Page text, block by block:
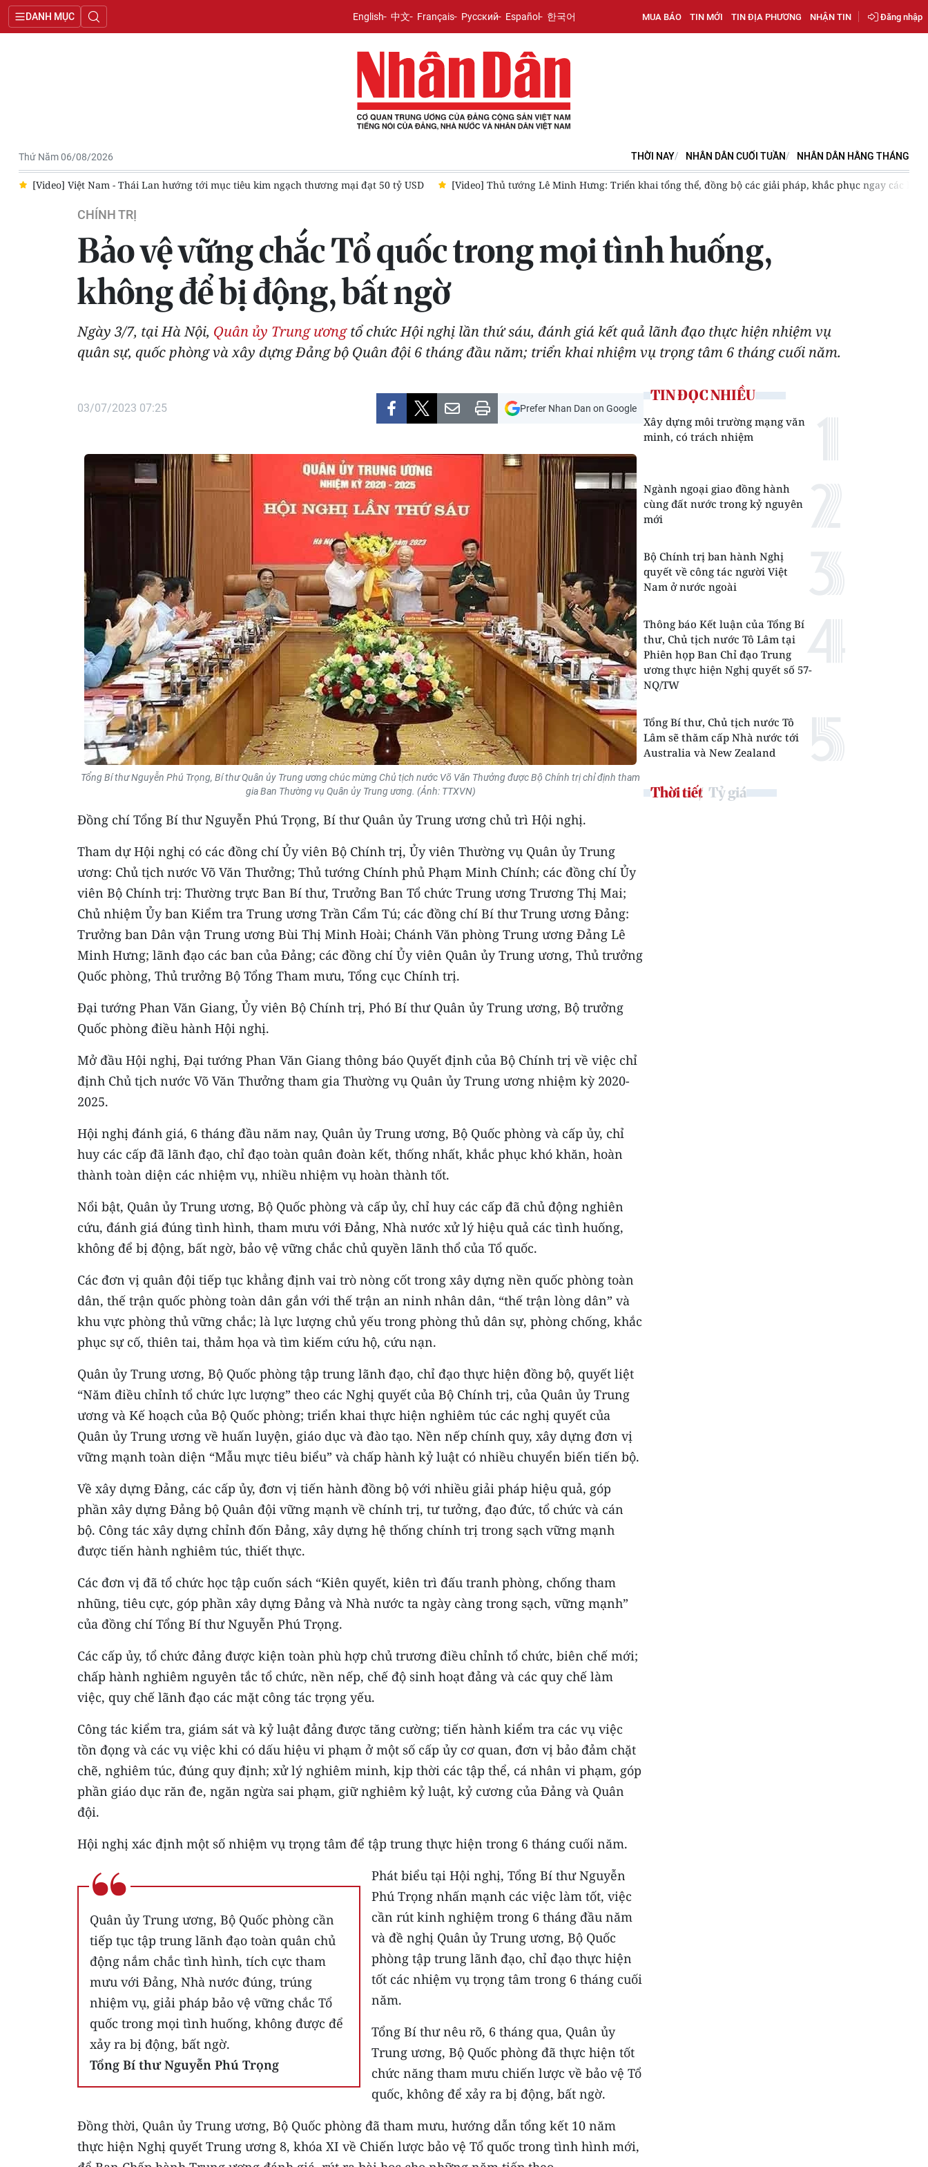
DANH MỤC English 中文 Français Русский Español 한국어 MUA BÁO TIN MỚI TIN ĐỊA PHƯƠNG NHẬN TIN Đăng nhập
Thứ Năm 06/08/2026 THỜI NAY NHÂN DÂN CUỐI TUẦN NHÂN DÂN HẰNG THÁNG
[Video] Việt Nam - Thái Lan hướng tới mục tiêu kim ngạch thương mại đạt 50 tỷ USD [Video] Thủ tướng Lê Minh Hưng: Triển khai tổng thể, đồng bộ các giải pháp, khắc phục ngay các lỗ
CHÍNH TRỊ
Bảo vệ vững chắc Tổ quốc trong mọi tình huống,
không để bị động, bất ngờ
Ngày 3/7, tại Hà Nội, Quân ủy Trung ươngtổ chức Hội nghị lần thứ sáu, đánh giá kết quả lãnh đạo thực hiện nhiệm vụ
quân sự, quốc phòng và xây dựng Đảng bộ Quân đội 6 tháng đầu năm; triển khai nhiệm vụ trọng tâm 6 tháng cuối năm.
03/07/2023 07:25 Prefer Nhan Dan on Google
Tổng Bí thư Nguyễn Phú Trọng, Bí thư Quân ủy Trung ương chúc mừng Chủ tịch nước Võ Văn Thưởng được Bộ Chính trị chỉ định tham
gia Ban Thường vụ Quân ủy Trung ương. (Ảnh: TTXVN)
Đồng chí Tổng Bí thư Nguyễn Phú Trọng, Bí thư Quân ủy Trung ương chủ trì Hội nghị.
Tham dự Hội nghị có các đồng chí Ủy viên Bộ Chính trị, Ủy viên Thường vụ Quân ủy Trung
ương: Chủ tịch nước Võ Văn Thưởng; Thủ tướng Chính phủ Phạm Minh Chính; các đồng chí Ủy
viên Bộ Chính trị: Thường trực Ban Bí thư, Trưởng Ban Tổ chức Trung ương Trương Thị Mai;
Chủ nhiệm Ủy ban Kiểm tra Trung ương Trần Cẩm Tú; các đồng chí Bí thư Trung ương Đảng:
Trưởng ban Dân vận Trung ương Bùi Thị Minh Hoài; Chánh Văn phòng Trung ương Đảng Lê
Minh Hưng; lãnh đạo các ban của Đảng; các đồng chí Ủy viên Quân ủy Trung ương, Thủ trưởng
Quốc phòng, Thủ trưởng Bộ Tổng Tham mưu, Tổng cục Chính trị.
Đại tướng Phan Văn Giang, Ủy viên Bộ Chính trị, Phó Bí thư Quân ủy Trung ương, Bộ trưởng
Quốc phòng điều hành Hội nghị.
Mở đầu Hội nghị, Đại tướng Phan Văn Giang thông báo Quyết định của Bộ Chính trị về việc chỉ
định Chủ tịch nước Võ Văn Thưởng tham gia Thường vụ Quân ủy Trung ương nhiệm kỳ 2020-
2025.
Hội nghị đánh giá, 6 tháng đầu năm nay, Quân ủy Trung ương, Bộ Quốc phòng và cấp ủy, chỉ
huy các cấp đã lãnh đạo, chỉ đạo toàn quân đoàn kết, thống nhất, khắc phục khó khăn, hoàn
thành toàn diện các nhiệm vụ, nhiều nhiệm vụ hoàn thành tốt.
Nổi bật, Quân ủy Trung ương, Bộ Quốc phòng và cấp ủy, chỉ huy các cấp đã chủ động nghiên
cứu, đánh giá đúng tình hình, tham mưu với Đảng, Nhà nước xử lý hiệu quả các tình huống,
không để bị động, bất ngờ, bảo vệ vững chắc chủ quyền lãnh thổ của Tổ quốc.
Các đơn vị quân đội tiếp tục khẳng định vai trò nòng cốt trong xây dựng nền quốc phòng toàn
dân, thế trận quốc phòng toàn dân gắn với thế trận an ninh nhân dân, “thế trận lòng dân” và
khu vực phòng thủ vững chắc; là lực lượng chủ yếu trong phòng thủ dân sự, phòng chống, khắc
phục sự cố, thiên tai, thảm họa và tìm kiếm cứu hộ, cứu nạn.
Quân ủy Trung ương, Bộ Quốc phòng tập trung lãnh đạo, chỉ đạo thực hiện đồng bộ, quyết liệt
“Năm điều chỉnh tổ chức lực lượng” theo các Nghị quyết của Bộ Chính trị, của Quân ủy Trung
ương và Kế hoạch của Bộ Quốc phòng; triển khai thực hiện nghiêm túc các nghị quyết của
Quân ủy Trung ương về huấn luyện, giáo dục và đào tạo. Nền nếp chính quy, xây dựng đơn vị
vững mạnh toàn diện “Mẫu mực tiêu biểu” và chấp hành kỷ luật có nhiều chuyển biến tiến bộ.
Về xây dựng Đảng, các cấp ủy, đơn vị tiến hành đồng bộ với nhiều giải pháp hiệu quả, góp
phần xây dựng Đảng bộ Quân đội vững mạnh về chính trị, tư tưởng, đạo đức, tổ chức và cán
bộ. Công tác xây dựng chỉnh đốn Đảng, xây dựng hệ thống chính trị trong sạch vững mạnh
được tiến hành nghiêm túc, thiết thực.
Các đơn vị đã tổ chức học tập cuốn sách “Kiên quyết, kiên trì đấu tranh phòng, chống tham
nhũng, tiêu cực, góp phần xây dựng Đảng và Nhà nước ta ngày càng trong sạch, vững mạnh”
của đồng chí Tổng Bí thư Nguyễn Phú Trọng.
Các cấp ủy, tổ chức đảng được kiện toàn phù hợp chủ trương điều chỉnh tổ chức, biên chế mới;
chấp hành nghiêm nguyên tắc tổ chức, nền nếp, chế độ sinh hoạt đảng và các quy chế làm
việc, quy chế lãnh đạo các mặt công tác trọng yếu.
Công tác kiểm tra, giám sát và kỷ luật đảng được tăng cường; tiến hành kiểm tra các vụ việc
tồn đọng và các vụ việc khi có dấu hiệu vi phạm ở một số cấp ủy cơ quan, đơn vị bảo đảm chặt
chẽ, nghiêm túc, đúng quy định; xử lý nghiêm minh, kịp thời các tập thể, cá nhân vi phạm, góp
phần giáo dục răn đe, ngăn ngừa sai phạm, giữ nghiêm kỷ luật, kỷ cương của Đảng và Quân
đội.
Hội nghị xác định một số nhiệm vụ trọng tâm để tập trung thực hiện trong 6 tháng cuối năm.
Quân ủy Trung ương, Bộ Quốc phòng cần
tiếp tục tập trung lãnh đạo toàn quân chủ
động nắm chắc tình hình, tích cực tham
mưu với Đảng, Nhà nước đúng, trúng
nhiệm vụ, giải pháp bảo vệ vững chắc Tổ
quốc trong mọi tình huống, không được để
xảy ra bị động, bất ngờ.
Tổng Bí thư Nguyễn Phú Trọng
Phát biểu tại Hội nghị, Tổng Bí thư Nguyễn
Phú Trọng nhấn mạnh các việc làm tốt, việc
cần rút kinh nghiệm trong 6 tháng đầu năm
và đề nghị Quân ủy Trung ương, Bộ Quốc
phòng tập trung lãnh đạo, chỉ đạo thực hiện
tốt các nhiệm vụ trọng tâm trong 6 tháng cuối
năm.
Tổng Bí thư nêu rõ, 6 tháng qua, Quân ủy
Trung ương, Bộ Quốc phòng đã thực hiện tốt
chức năng tham mưu chiến lược về bảo vệ Tổ
quốc, không để xảy ra bị động, bất ngờ.
Đồng thời, Quân ủy Trung ương, Bộ Quốc phòng đã tham mưu, hướng dẫn tổng kết 10 năm
thực hiện Nghị quyết Trung ương 8, khóa XI về Chiến lược bảo vệ Tổ quốc trong tình hình mới,
TIN ĐỌC NHIỀU
Xây dựng môi trường mạng văn
minh, có trách nhiệm
Ngành ngoại giao đồng hành
cùng đất nước trong kỷ nguyên
mới
Bộ Chính trị ban hành Nghị
quyết về công tác người Việt
Nam ở nước ngoài
Thông báo Kết luận của Tổng Bí
thư, Chủ tịch nước Tô Lâm tại
Phiên họp Ban Chỉ đạo Trung
ương thực hiện Nghị quyết số 57-
NQ/TW
Tổng Bí thư, Chủ tịch nước Tô
Lâm sẽ thăm cấp Nhà nước tới
Australia và New Zealand
Thời tiết Tỷ giá